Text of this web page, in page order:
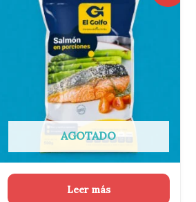
AGOTADO
Leer más
original
$8.500.
actual
es:
$6.990.